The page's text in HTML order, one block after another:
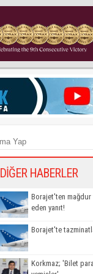
DİĞER HABERLER
Borajet'ten
eden yanıt!
Borajet'te
Korkmaz; 'Bilet